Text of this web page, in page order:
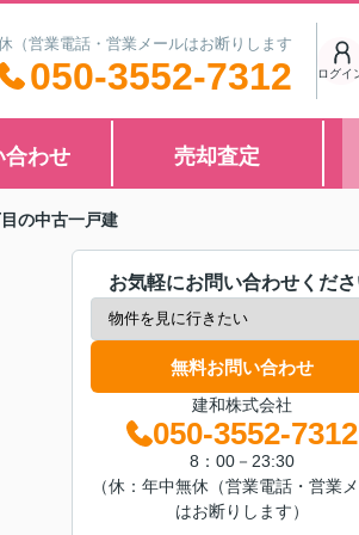
営業電話・営業メールはお断りします
050-3552-7312 ログイ
合わせ 売却査定
の中古一戸建
お気軽にお問い合わせくだ
無料お問い合わせ
建和株式会社
050-3552-7312
8：00－23:30
（休：年中無休（営業電話・営業
はお断りします）